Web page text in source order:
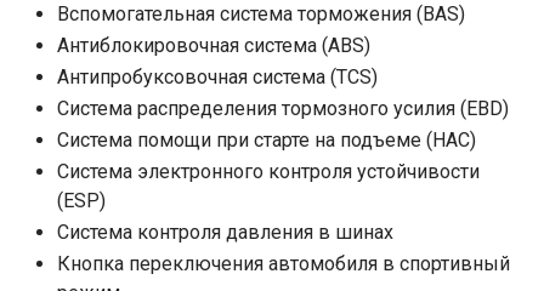
Вспомогательная система торможения (BAS)
Антиблокировочная система (ABS)
Антипробуксовочная система (TCS)
Система распределения тормозного усилия (EBD)
Система помощи при старте на подъеме (HAC)
Система электронного контроля устойчивости
(ESP)
Система контроля давления в шинах
Кнопка переключения автомобиля в спортивный